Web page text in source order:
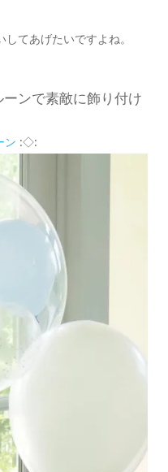
てあげたいですよね。
ンで素敵に飾り付け
ン :◇: